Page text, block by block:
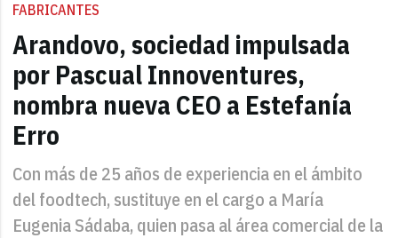
FABRICANTES
Arandovo, sociedad impulsada
por Pascual Innoventures,
nombra nueva CEO a Estefanía
Erro
Con más de 25 años de experiencia en el ámbito
del foodtech, sustituye en el cargo a María
Eugenia Sádaba, quien pasa al área comercial de la